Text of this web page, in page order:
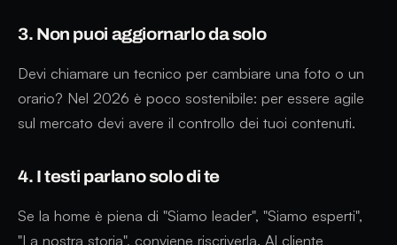
3. Non puoi aggiornarlo da solo
Devi chiamare un tecnico per cambiare una foto o un
orario? Nel 2026 è poco sostenibile: per essere agile
sul mercato devi avere il controllo dei tuoi contenuti.
4. I testi parlano solo di te
Se la home è piena di "Siamo leader", "Siamo esperti",
"La nostra storia", conviene riscriverla. Al cliente